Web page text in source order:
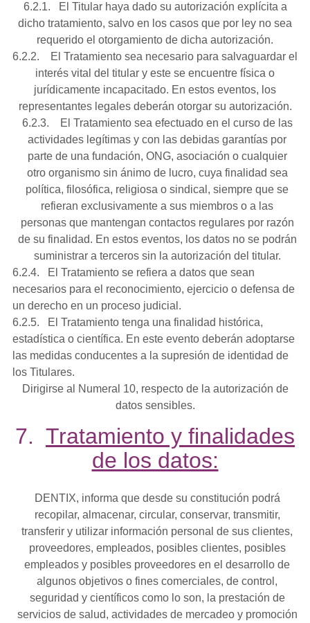
6.2.1. El Titular haya dado su autorización explícita a
dicho tratamiento, salvo en los casos que por ley no sea
requerido el otorgamiento de dicha autorización.
6.2.2. El Tratamiento sea necesario para salvaguardar el
interés vital del titular y este se encuentre física o
jurídicamente incapacitado. En estos eventos, los
representantes legales deberán otorgar su autorización.
6.2.3. El Tratamiento sea efectuado en el curso de las
actividades legítimas y con las debidas garantías por
parte de una fundación, ONG, asociación o cualquier
otro organismo sin ánimo de lucro, cuya finalidad sea
política, filosófica, religiosa o sindical, siempre que se
refieran exclusivamente a sus miembros o a las
personas que mantengan contactos regulares por razón
de su finalidad. En estos eventos, los datos no se podrán
suministrar a terceros sin la autorización del titular.
6.2.4. El Tratamiento se refiera a datos que sean
necesarios para el reconocimiento, ejercicio o defensa de
un derecho en un proceso judicial.
6.2.5. El Tratamiento tenga una finalidad histórica,
estadística o científica. En este evento deberán adoptarse
las medidas conducentes a la supresión de identidad de
los Titulares.
Dirigirse al Numeral 10, respecto de la autorización de
datos sensibles.
7. Tratamiento y finalidades
de los datos:
DENTIX, informa que desde su constitución podrá
recopilar, almacenar, circular, conservar, transmitir,
transferir y utilizar información personal de sus clientes,
proveedores, empleados, posibles clientes, posibles
empleados y posibles proveedores en el desarrollo de
algunos objetivos o fines comerciales, de control,
seguridad y científicos como lo son, la prestación de
servicios de salud, actividades de mercadeo y promoción